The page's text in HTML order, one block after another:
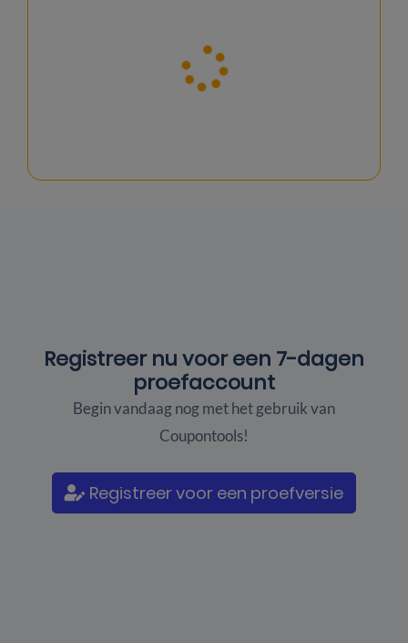
Registreer nu voor een 7-dagen
proefaccount
Begin vandaag nog met het gebruik van
Coupontools!
Registreer voor een proefversie